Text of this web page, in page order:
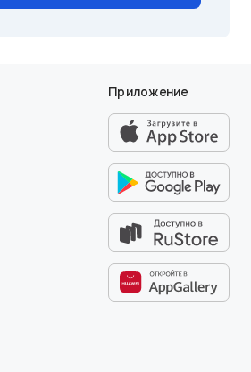
Приложение